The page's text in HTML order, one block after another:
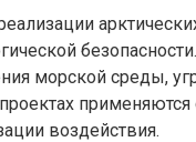
морской среды,
применяются
воздействия.